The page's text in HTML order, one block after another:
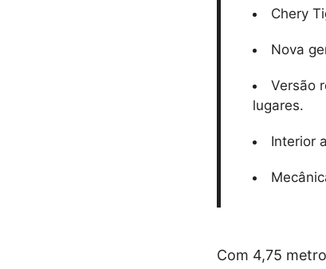
Chery
Nova
Versão
lugares.
Interior
Com 4,75